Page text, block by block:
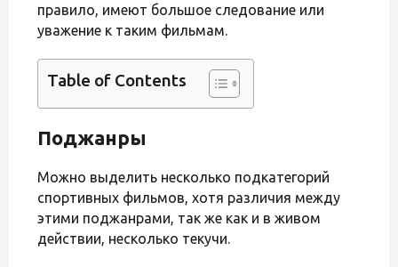
правило, имеют большое следование или
уважение к таким фильмам.
Table of Contents
Поджанры
Можно выделить несколько подкатегорий
спортивных фильмов, хотя различия между
этими поджанрами, так же как и в живом
действии, несколько текучи.